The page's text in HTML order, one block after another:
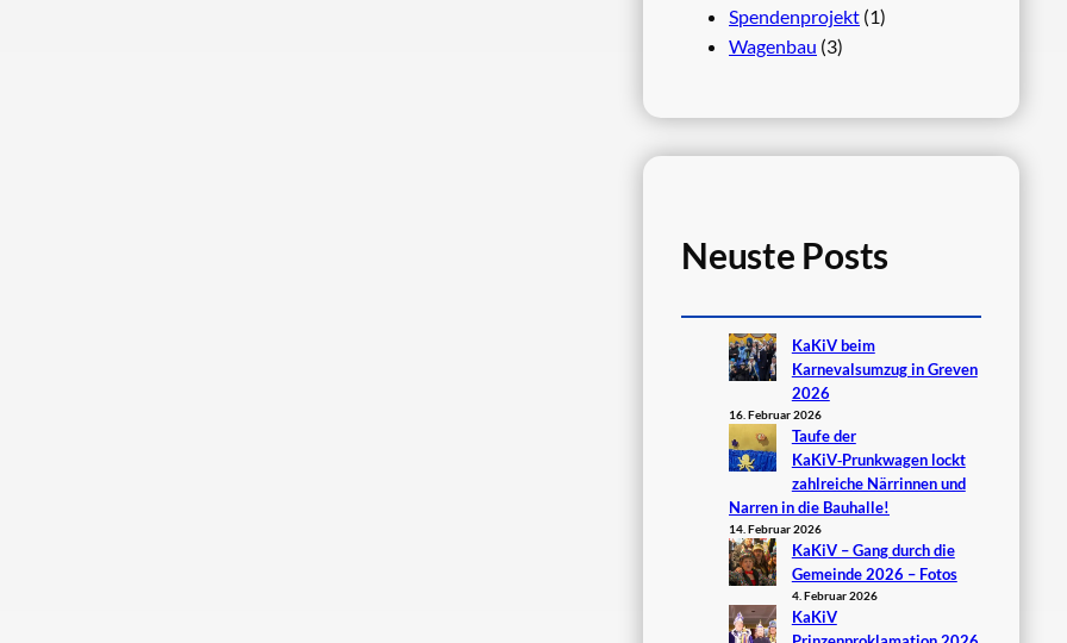
Spendenprojekt (1)
Wagenbau (3)
Neuste Posts
KaKiV beim
Karnevalsumzug in Greven
2026
16. Februar 2026
Taufe der
KaKiV‑Prunkwagen lockt
zahlreiche Närrinnen und
Narren in die Bauhalle!
14. Februar 2026
KaKiV – Gang durch die
Gemeinde 2026 – Fotos
4. Februar 2026
KaKiV